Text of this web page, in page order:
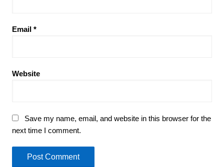
Email *
Website
Save my name, email, and website in this browser for the
next time I comment.